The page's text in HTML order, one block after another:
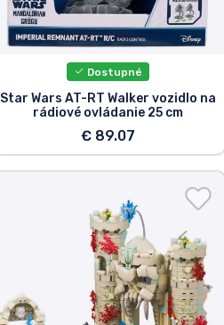
Dostupné
Star Wars AT-RT Walker vozidlo na
rádiové ovládanie 25 cm
€ 89.07